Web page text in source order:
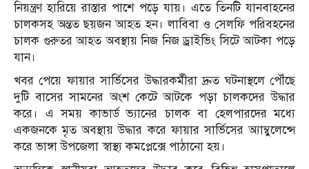
নিয়ন্ত্রণ হারিয়ে রাস্তার পাশে পড়ে যায়। এতে তিনটি যানবাহনের
চালকসহ অন্তত ছয়জন আহত হন। লাবিবা ও সেলফি পরিবহনের
চালক গুরুতর আহত অবস্থায় নিজ নিজ ড্রাইভিং সিটে আটকা পড়ে
যান।
খবর পেয়ে ফায়ার সার্ভিসের উদ্ধারকর্মীরা দ্রুত ঘটনাস্থলে পৌঁছে
দুটি বাসের সামনের অংশ কেটে আটকে পড়া চালকদের উদ্ধার
করে। এ সময় কাভার্ড ভ্যানের চালক বা হেলপারদের মধ্যে
একজনকে মৃত অবস্থায় উদ্ধার করে ফায়ার সার্ভিসের অ্যাম্বুলেন্সে
করে ভাঙ্গা উপজেলা স্বাস্থ্য কমপ্লেক্সে পাঠানো হয়।